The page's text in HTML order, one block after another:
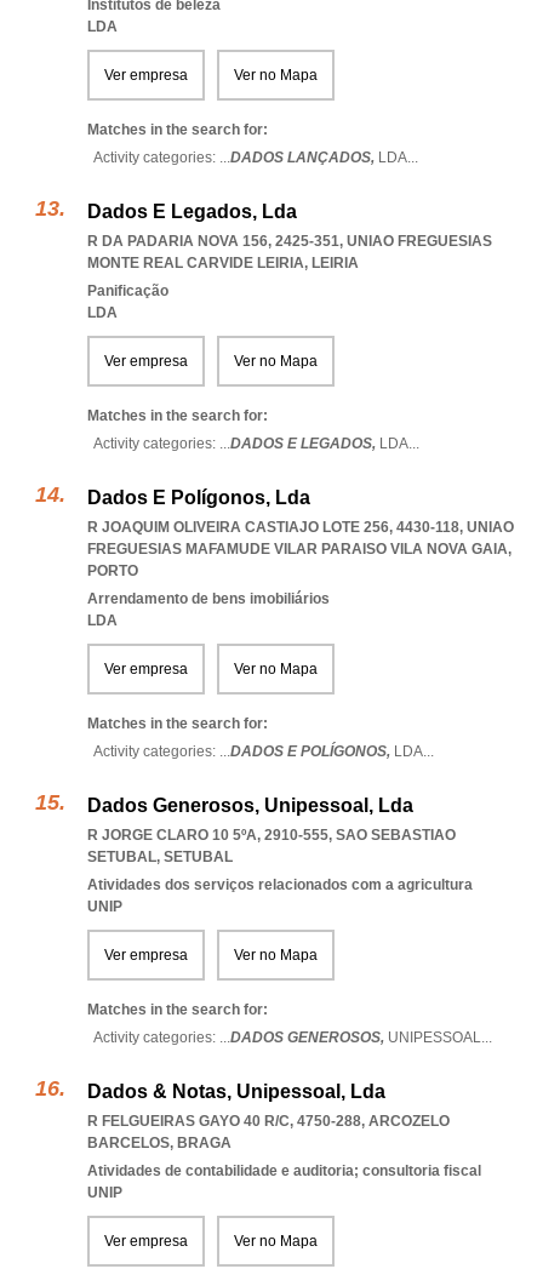
Institutos de beleza
LDA
Ver empresa Ver no Mapa
Matches in the search for:
Activity categories: ...DADOS LANÇADOS, LDA...
Dados E Legados, Lda
R DA PADARIA NOVA 156, 2425-351, UNIAO FREGUESIAS
MONTE REAL CARVIDE LEIRIA, LEIRIA
Panificação
LDA
Ver empresa Ver no Mapa
Matches in the search for:
Activity categories: ...DADOS E LEGADOS, LDA...
Dados E Polígonos, Lda
R JOAQUIM OLIVEIRA CASTIAJO LOTE 256, 4430-118, UNIAO
FREGUESIAS MAFAMUDE VILAR PARAISO VILA NOVA GAIA,
PORTO
Arrendamento de bens imobiliários
LDA
Ver empresa Ver no Mapa
Matches in the search for:
Activity categories: ...DADOS E POLÍGONOS, LDA...
Dados Generosos, Unipessoal, Lda
R JORGE CLARO 10 5ºA, 2910-555, SAO SEBASTIAO
SETUBAL, SETUBAL
Atividades dos serviços relacionados com a agricultura
UNIP
Ver empresa Ver no Mapa
Matches in the search for:
Activity categories: ...DADOS GENEROSOS, UNIPESSOAL...
Dados & Notas, Unipessoal, Lda
R FELGUEIRAS GAYO 40 R/C, 4750-288, ARCOZELO
BARCELOS, BRAGA
Atividades de contabilidade e auditoria; consultoria fiscal
UNIP
Ver empresa Ver no Mapa